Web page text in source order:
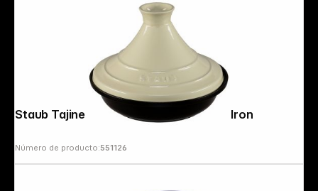
Staub Tajine 28cm round, Cream Cast Iron
Número de producto:551126